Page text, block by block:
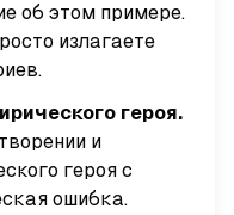
об этом примере.
излагаете
героя.
и
героя с
ошибка.